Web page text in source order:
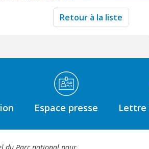
Retour à la liste
Espace presse